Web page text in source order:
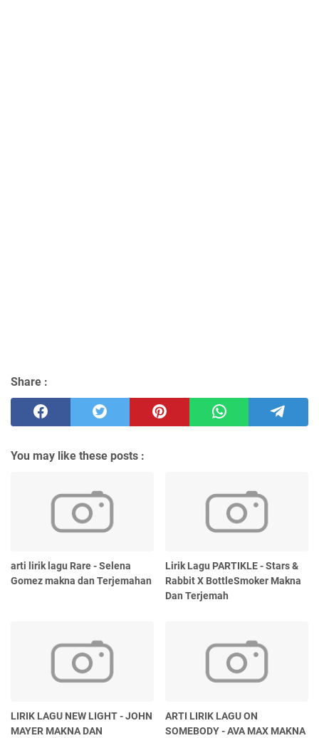
Share :
You may like these posts :
arti lirik lagu Rare - Selena
Gomez makna dan Terjemahan
Lirik Lagu PARTIKLE - Stars &
Rabbit X BottleSmoker Makna
Dan Terjemah
LIRIK LAGU NEW LIGHT - JOHN
MAYER MAKNA DAN
ARTI LIRIK LAGU ON
SOMEBODY - AVA MAX MAKNA